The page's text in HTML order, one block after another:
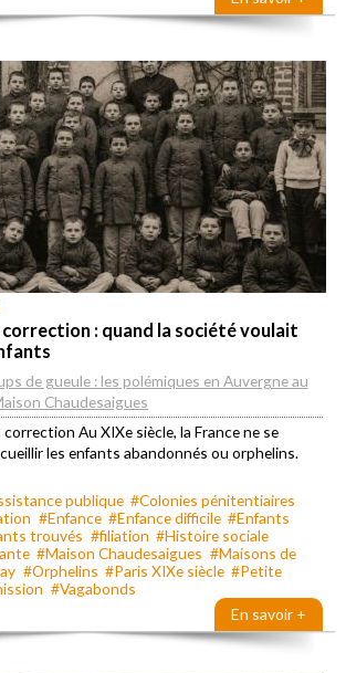
correction : quand la société voulait
de gueule : les polémiques en Auvergne au
Chaudesaigues
correction Au XIXe siècle, la France ne se
les enfants abandonnés ou orphelins.
publique #Colonies pénitentiaires
#Enfance #Enfance difficile #Enfants
trouvés #filiation #Histoire sociale
#Maison Chaudesaigues #Maisons de
#Orphelins #Paris XIXe siècle #Petite
#Vagabonds
En savoir +